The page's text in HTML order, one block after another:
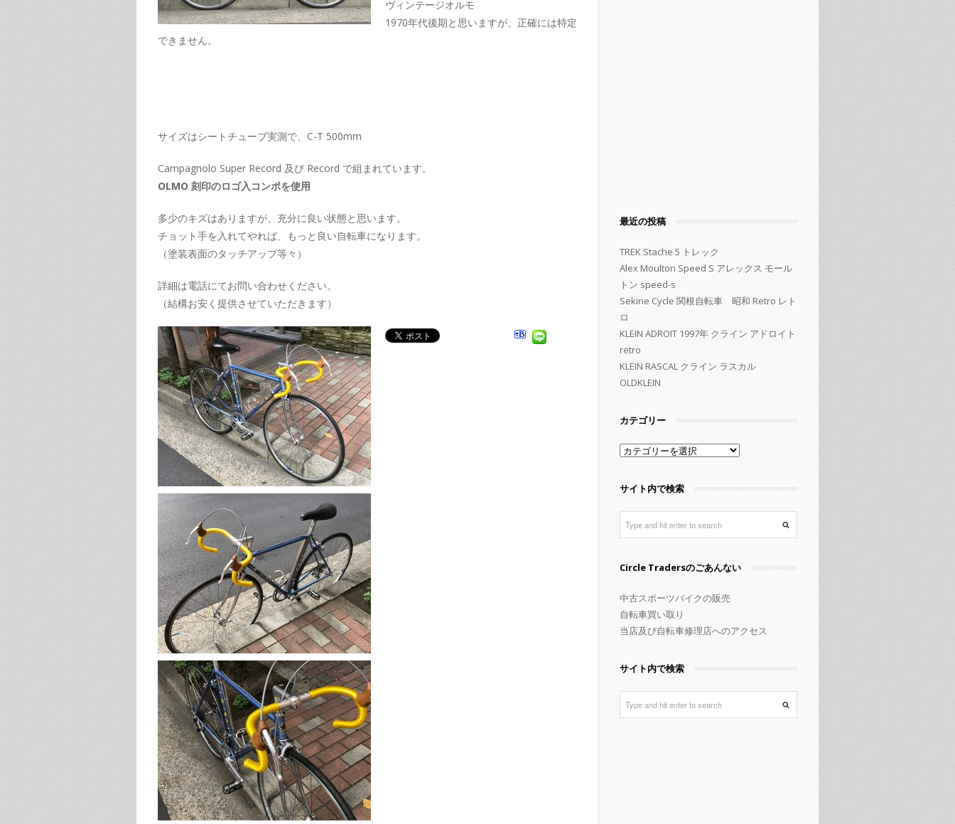
ヴィンテージオルモ
1970年代後期と思いますが、正確には特定
できません。
サイズはシートチューブ実測で、C-T 500mm
Campagnolo Super Record 及び Record で組まれています。
OLMO 刻印のロゴ入コンポを使用
多少のキズはありますが、充分に良い状態と思います。
チョット手を入れてやれば、もっと良い自転車になります。
（塗装表面のタッチアップ等々）
詳細は電話にてお問い合わせください。
（結構お安く提供させていただきます）
最近の投稿
TREK Stache 5 トレック
Alex Moulton Speed S アレックス モール
トン speed-s
Sekine Cycle 関根自転車 昭和 Retro レト
ロ
KLEIN ADROIT 1997年 クライン アドロイト
retro
KLEIN RASCAL クライン ラスカル
OLDKLEIN
カテゴリー
カ
ゴ
ー
サイト内で検索
Circle Tradersのごあんない
中古スポーツバイクの販売
自転車買い取り
当店及び自転車修理店へのアクセス
サイト内で検索